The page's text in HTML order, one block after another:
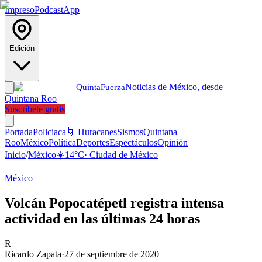
ImpresoPodcastApp
Edición
QuintaFuerzaNoticias de México, desde
Quintana Roo
Suscríbete gratis
PortadaPoliciaca 🌀 HuracanesSismosQuintana
RooMéxicoPolíticaDeportesEspectáculosOpinión
Inicio/México☀️14°C· Ciudad de México
México
Volcán Popocatépetl registra intensa
actividad en las últimas 24 horas
R
Ricardo Zapata·27 de septiembre de 2020